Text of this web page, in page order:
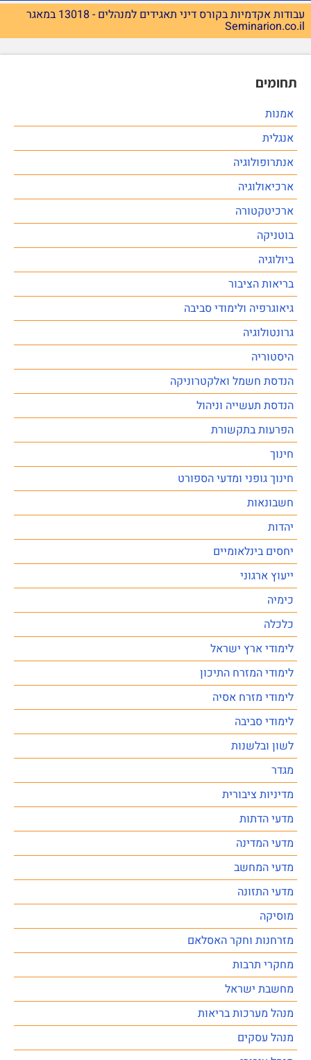
עבודות אקדמיות בקורס דיני תאגידים למנהלים - 13018 במאגר
Seminarion.co.il
תחומים
אמנות
אנגלית
אנתרופולוגיה
ארכיאולוגיה
ארכיטקטורה
בוטניקה
ביולוגיה
בריאות הציבור
גיאוגרפיה ולימודי סביבה
גרונטולוגיה
היסטוריה
הנדסת חשמל ואלקטרוניקה
הנדסת תעשייה וניהול
הפרעות בתקשורת
חינוך
חינוך גופני ומדעי הספורט
חשבונאות
יהדות
יחסים בינלאומיים
ייעוץ ארגוני
כימיה
כלכלה
לימודי ארץ ישראל
לימודי המזרח התיכון
לימודי מזרח אסיה
לימודי סביבה
לשון ובלשנות
מגדר
מדיניות ציבורית
מדעי הדתות
מדעי המדינה
מדעי המחשב
מדעי התזונה
מוסיקה
מזרחנות וחקר האסלאם
מחקרי תרבות
מחשבת ישראל
מנהל מערכות בריאות
מנהל עסקים